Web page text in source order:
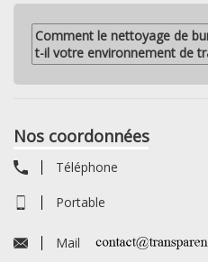
Comment le nettoyage de
t-il votre environnement de
Nos coordonnées
Téléphone
Portable
Mail